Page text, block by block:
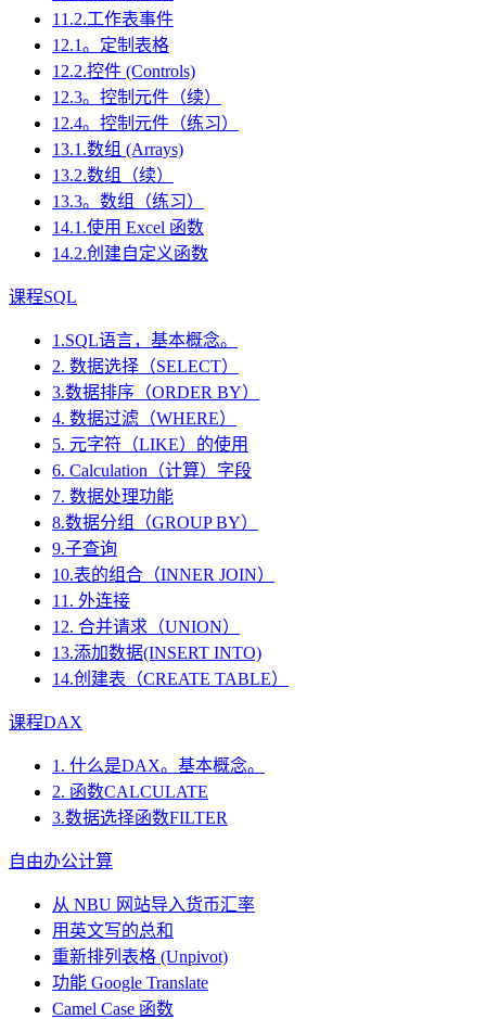
11.2.工作表事件
12.1。定制表格
12.2.控件 (Controls)
12.3。控制元件（续）
12.4。控制元件（练习）
13.1.数组 (Arrays)
13.2.数组（续）
13.3。数组（练习）
14.1.使用 Excel 函数
14.2.创建自定义函数
课程SQL
1.SQL语言，基本概念。
2. 数据选择（SELECT）
3.数据排序（ORDER BY）
4. 数据过滤（WHERE）
5. 元字符（LIKE）的使用
6. Calculation（计算）字段
7. 数据处理功能
8.数据分组（GROUP BY）
9.子查询
10.表的组合（INNER JOIN）
11. 外连接
12. 合并请求（UNION）
13.添加数据(INSERT INTO)
14.创建表（CREATE TABLE）
课程DAX
1. 什么是DAX。基本概念。
2. 函数CALCULATE
3.数据选择函数FILTER
自由办公计算
从 NBU 网站导入货币汇率
用英文写的总和
重新排列表格 (Unpivot)
功能 Google Translate
Camel Case 函数